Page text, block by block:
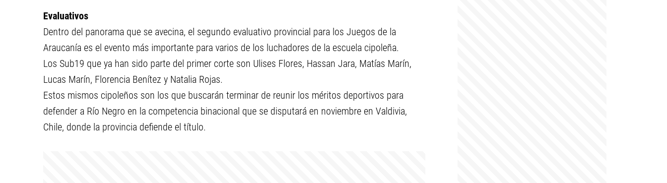
Evaluativos
Dentro del panorama que se avecina, el segundo evaluativo provincial para los Juegos de la
Araucanía es el evento más importante para varios de los luchadores de la escuela cipoleña.
Los Sub19 que ya han sido parte del primer corte son Ulises Flores, Hassan Jara, Matías Marín,
Lucas Marín, Florencia Benítez y Natalia Rojas.
Estos mismos cipoleños son los que buscarán terminar de reunir los méritos deportivos para
defender a Río Negro en la competencia binacional que se disputará en noviembre en Valdivia,
Chile, donde la provincia defiende el título.